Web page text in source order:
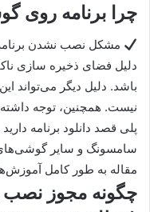
چرا برنامه
مشکل نصب نشدن
باشد. دلیل دیگر می‌تواند
نیست. همچنین، توجه
پلی قصد دانلود برنامه
سامسونگ و سایر گوشی‌های
مقاله به طور کامل
چگونه مجوز نصب